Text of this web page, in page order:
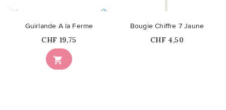

Guirlande A la Ferme
Prix
CHF 19,75
Bougie Chiffre 7 Jaune
Prix
CHF 4,50